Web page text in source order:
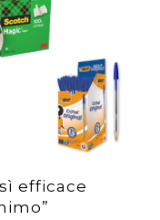
efficace